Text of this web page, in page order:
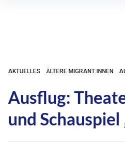
AKTUELLES ÄLTERE MIGRANT:INNEN
Ausflug:
und